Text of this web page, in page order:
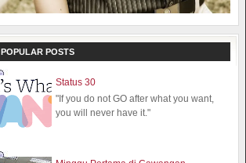
POPULAR POSTS
Status 30
"If you do not GO after what you want,
you will never have it."